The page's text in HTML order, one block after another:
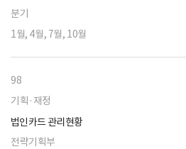
분기
1월, 4월, 7월, 10월
98
기획·재정
법인카드 관리현황
전략기획부